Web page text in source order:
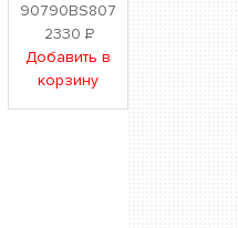
90790BS807
2330Р
Добавить в
корзину